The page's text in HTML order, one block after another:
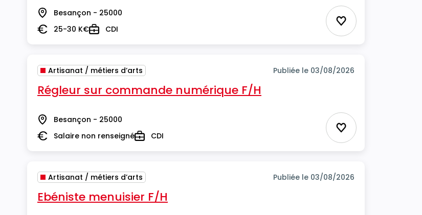
Lieu Besançon - 25000
Salaire25-30 K€TypeCDI Ajouter aux
Artisanat / métiers d’arts Publiée le 03/08/2026
Régleur sur commande numérique F/H
Lieu Besançon - 25000
SalaireSalaire non renseignéTypeCDI Ajouter aux
Artisanat / métiers d’arts Publiée le 03/08/2026
Ebéniste menuisier F/H